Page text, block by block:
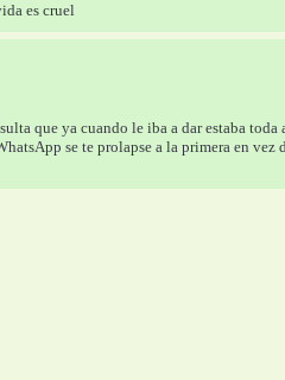
es cruel
que ya cuando le iba a dar estaba toda
se te prolapse a la primera en vez